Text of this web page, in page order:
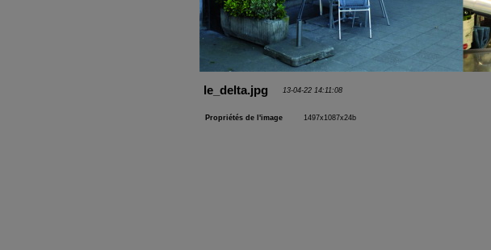
le_delta.jpg 13-04-22 14:11:08
Propriétés de l'image 1497x1087x24b